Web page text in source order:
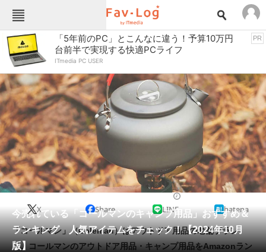
Fav-Logカテゴリー一覧
TOP アウトドア用品
インテリア・収納 おもちゃ・ホビー
カメラ キッチン家電
キッチン用品 ゲーム
コンテンツ・サービス スイーツ・お菓子
スポーツ・レジャー スマホ・携帯電話
パソコン・タブレット ファッション
ペット 家電
工具・DIY 本・DVD・CD
「5年前のPC」とこんなに違う！予算10万円
台前半で実現する快適PCライフ
ITmedia PC USER
PR
今売れている「コールマンのキャンプ用品」おすすめ＆
ランキング 人気アイテムをチェック！【2024年10月
版】
X Share LINE hatena
「コールマン」（Coleman）はアウトドア用品の老舗ブラン
ド。コールマンのアウトドア用品・キャンプ用品をAmazonラン